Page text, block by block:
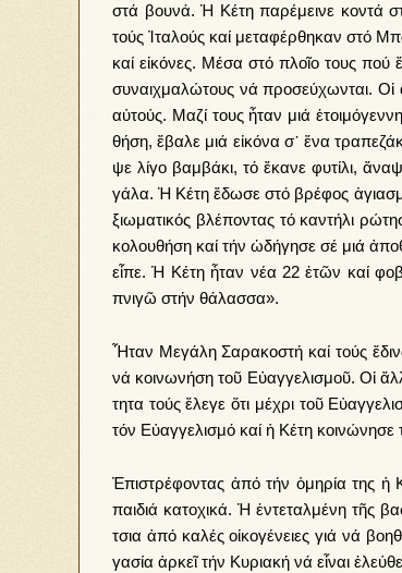
στά βου­νά. Ἡ Κέ­τη πα­ρέ­μει­νε κον­τά
τούς Ἰτα­λούς καί με­τα­φέρ­θη­καν στό
καί εἰ­κό­νες. Μέ­σα στό πλοῖ­ο τους
συ­ναιχ­μα­λώ­τους νά προ­σεύ­χων­ται. Οἱ
αὐ­τούς. Μαζί τους ἦ­ταν μιά
θή­ση, ἔ­βα­λε μιά εἰ­κό­να σ᾿ ἕ­να
ψε λί­γο βαμ­βά­κι, τό ἔ­κα­νε φυ­τί­λι,
γά­λα. Ἡ Κέ­τη ἔ­δω­σε στό βρέ­φος
ξι­ω­μα­τι­κός βλέ­πον­τας τό κα­ντή­λι
κο­λου­θή­ση καί τήν ὡ­δή­γη­σε σέ μιά
εἶ­πε. Ἡ Κέ­τη ἦ­ταν νέ­α 22 ἐ­τῶν καί
πνι­γῶ στήν θά­λασ­σα».
Ἦ­ταν Με­γά­λη Σα­ρα­κο­στή καί τούς
νά κοι­νω­νή­ση τοῦ Εὐ­αγ­γε­λι­σμοῦ. Οἱ
τη­τα τούς ἔ­λε­γε ὅ­τι μέ­χρι τοῦ
τόν Εὐ­αγ­γε­λι­σμό καί ἡ Κέ­τη
Ἐπι­στρέ­φο­ντας ἀ­πό τήν ὁ­μη­ρί­α της ἡ
παι­διά κα­το­χι­κά. Ἡ ἐν­τε­ταλ­μέ­νη τῆς
τσια ἀ­πό κα­λές οἰ­κο­γέ­νει­ες γιά νά
γα­σί­α ἀρ­κεῖ τήν Κυ­ρια­κή νά εἶ­ναι